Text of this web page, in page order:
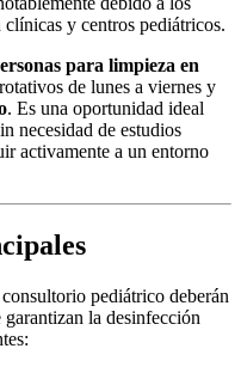
clínicas y centros pediátricos.
para limpieza en
de lunes a viernes y
. Es una oportunidad ideal
necesidad de estudios
activamente a un entorno
pediátrico deberán
la desinfección